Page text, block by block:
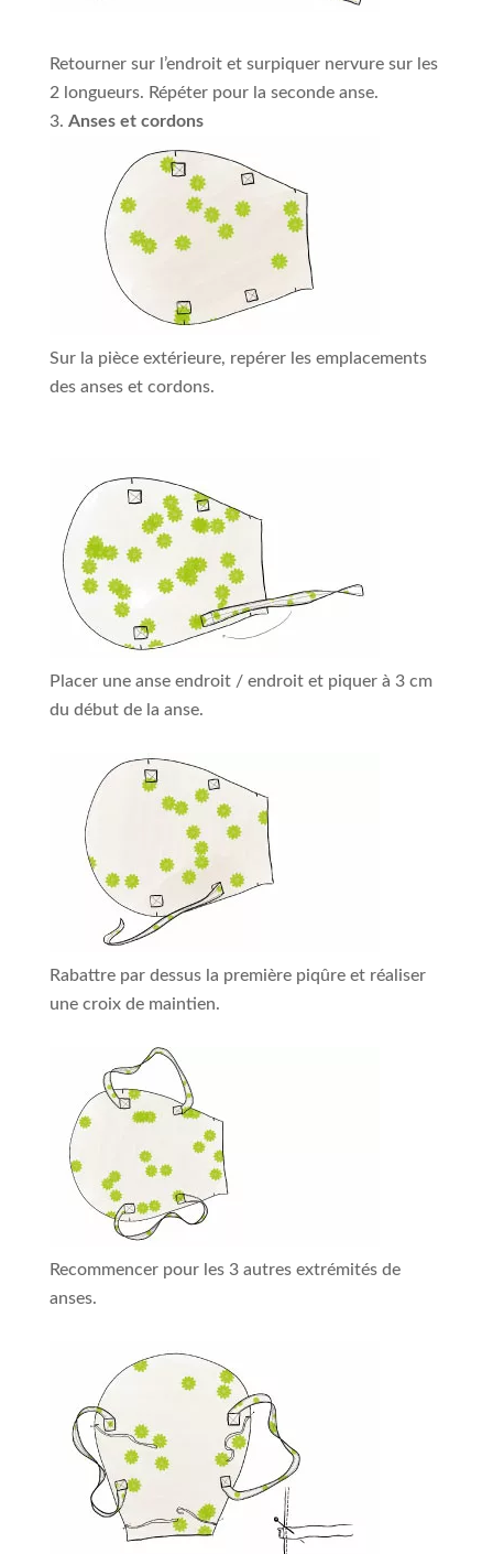
Retourner sur l’endroit et surpiquer nervure sur les
2 longueurs. Répéter pour la seconde anse.
Anses et cordons
Sur la pièce extérieure, repérer les emplacements
des anses et cordons.
Placer une anse endroit / endroit et piquer à 3 cm
du début de la anse.
Rabattre par dessus la première piqûre et réaliser
une croix de maintien.
Recommencer pour les 3 autres extrémités de
anses.